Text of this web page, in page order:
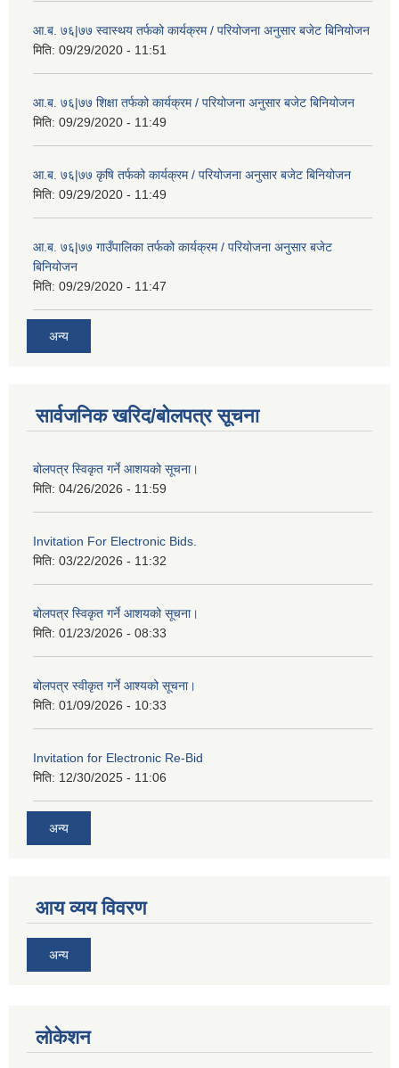
आ.ब. ७६|७७ स्वास्थय तर्फको कार्यक्रम / परियोजना अनुसार बजेट बिनियोजन
मिति: 09/29/2020 - 11:51
आ.ब. ७६|७७ शिक्षा तर्फको कार्यक्रम / परियोजना अनुसार बजेट बिनियोजन
मिति: 09/29/2020 - 11:49
आ.ब. ७६|७७ कृषि तर्फको कार्यक्रम / परियोजना अनुसार बजेट बिनियोजन
मिति: 09/29/2020 - 11:49
आ.ब. ७६|७७ गाउँपालिका तर्फको कार्यक्रम / परियोजना अनुसार बजेट
बिनियोजन
मिति: 09/29/2020 - 11:47
अन्य
सार्वजनिक खरिद/बोलपत्र सूचना
बोलपत्र स्विकृत गर्ने आशयको सूचना।
मिति: 04/26/2026 - 11:59
Invitation For Electronic Bids.
मिति: 03/22/2026 - 11:32
बोलपत्र स्विकृत गर्ने आशयको सूचना।
मिति: 01/23/2026 - 08:33
बोलपत्र स्वीकृत गर्ने आश्यको सूचना।
मिति: 01/09/2026 - 10:33
Invitation for Electronic Re-Bid
मिति: 12/30/2025 - 11:06
अन्य
आय व्यय विवरण
अन्य
लोकेशन